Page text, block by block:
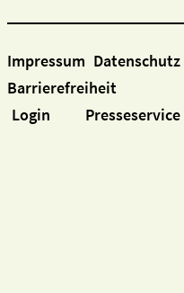
Impressum Datenschutz
Barrierefreiheit
Login
Presseservice